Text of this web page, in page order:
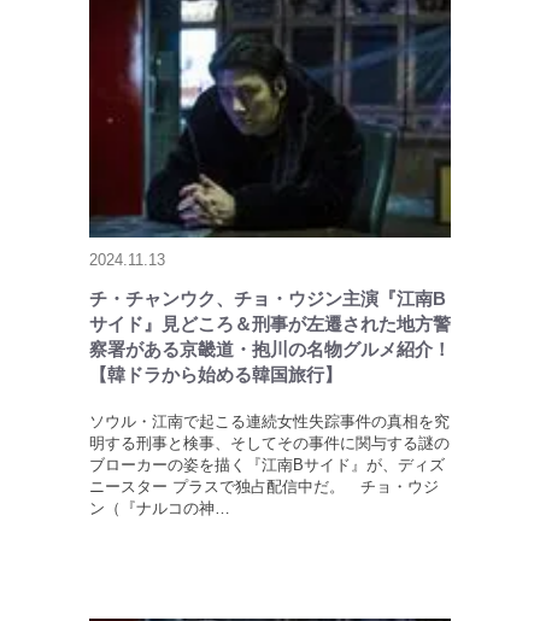
2024.11.13
チ・チャンウク、チョ・ウジン主演『江南B
サイド』見どころ＆刑事が左遷された地方警
察署がある京畿道・抱川の名物グルメ紹介！
【韓ドラから始める韓国旅行】
ソウル・江南で起こる連続女性失踪事件の真相を究
明する刑事と検事、そしてその事件に関与する謎の
ブローカーの姿を描く『江南Bサイド』が、ディズ
ニースター プラスで独占配信中だ。 チョ・ウジ
ン（『ナルコの神…